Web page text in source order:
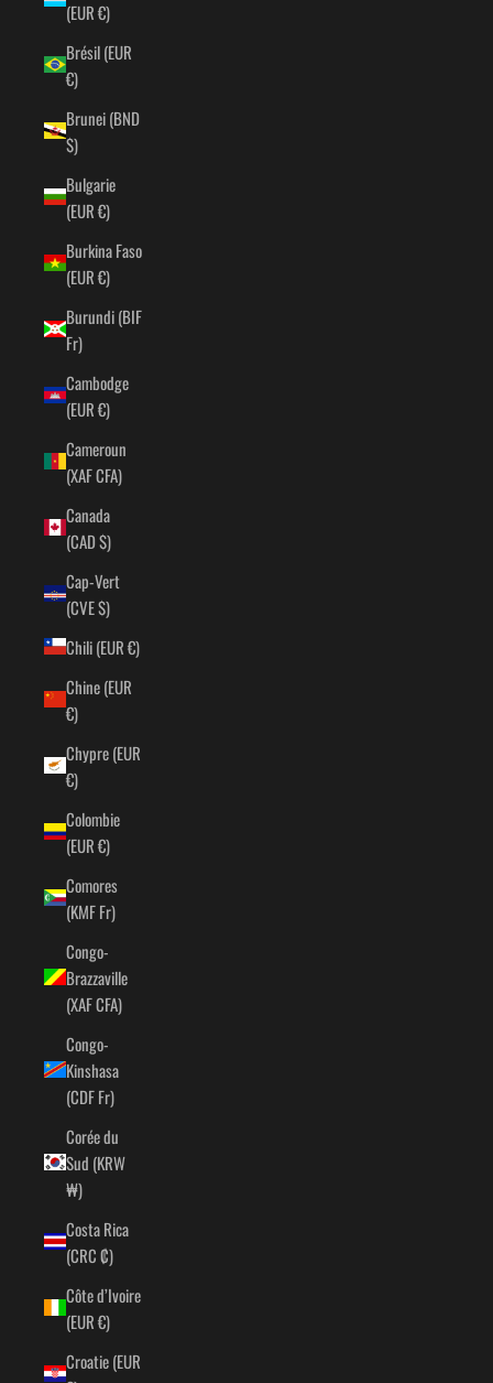
(EUR €)
Brésil (EUR
€)
Brunei (BND
$)
Bulgarie
(EUR €)
Burkina Faso
(EUR €)
Burundi (BIF
Fr)
Cambodge
(EUR €)
Cameroun
(XAF CFA)
Canada
(CAD $)
Cap-Vert
(CVE $)
Chili (EUR €)
Chine (EUR
€)
Chypre (EUR
€)
Colombie
(EUR €)
Comores
(KMF Fr)
Congo-
Brazzaville
(XAF CFA)
Congo-
Kinshasa
(CDF Fr)
Corée du
Sud (KRW
₩)
Costa Rica
(CRC ₡)
Côte d’Ivoire
(EUR €)
Croatie (EUR